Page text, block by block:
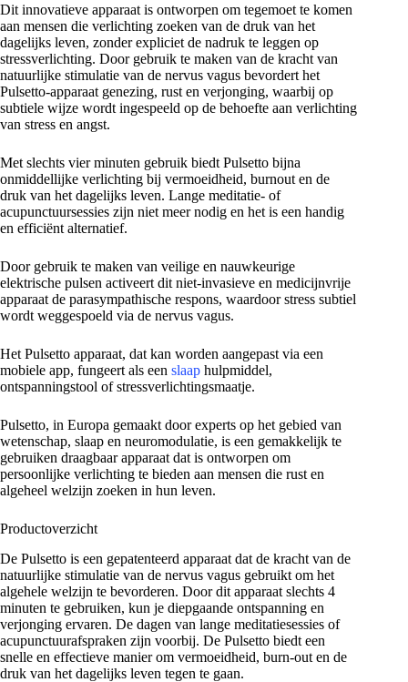
Dit innovatieve apparaat is ontworpen om tegemoet te komen
aan mensen die verlichting zoeken van de druk van het
dagelijks leven, zonder expliciet de nadruk te leggen op
stressverlichting. Door gebruik te maken van de kracht van
natuurlijke stimulatie van de nervus vagus bevordert het
Pulsetto-apparaat genezing, rust en verjonging, waarbij op
subtiele wijze wordt ingespeeld op de behoefte aan verlichting
van stress en angst.
Met slechts vier minuten gebruik biedt Pulsetto bijna
onmiddellijke verlichting bij vermoeidheid, burnout en de
druk van het dagelijks leven. Lange meditatie- of
acupunctuursessies zijn niet meer nodig en het is een handig
en efficiënt alternatief.
Door gebruik te maken van veilige en nauwkeurige
elektrische pulsen activeert dit niet-invasieve en medicijnvrije
apparaat de parasympathische respons, waardoor stress subtiel
wordt weggespoeld via de nervus vagus.
Het Pulsetto apparaat, dat kan worden aangepast via een
mobiele app, fungeert als een slaap hulpmiddel,
ontspanningstool of stressverlichtingsmaatje.
Pulsetto, in Europa gemaakt door experts op het gebied van
wetenschap, slaap en neuromodulatie, is een gemakkelijk te
gebruiken draagbaar apparaat dat is ontworpen om
persoonlijke verlichting te bieden aan mensen die rust en
algeheel welzijn zoeken in hun leven.
Productoverzicht
De Pulsetto is een gepatenteerd apparaat dat de kracht van de
natuurlijke stimulatie van de nervus vagus gebruikt om het
algehele welzijn te bevorderen. Door dit apparaat slechts 4
minuten te gebruiken, kun je diepgaande ontspanning en
verjonging ervaren. De dagen van lange meditatiesessies of
acupunctuurafspraken zijn voorbij. De Pulsetto biedt een
snelle en effectieve manier om vermoeidheid, burn-out en de
druk van het dagelijks leven tegen te gaan.